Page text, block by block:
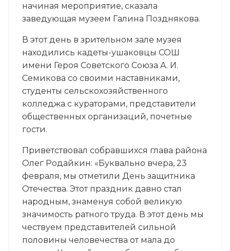
начиная мероприятие, сказала
заведующая музеем Галина Позднякова.
В этот день в зрительном зале музея
находились кадеты-ушаковцы СОШ
имени Героя Советского Союза А. И.
Семикова со своими наставниками,
студенты сельскохозяйственного
колледжа с кураторами, представители
общественных организаций, почетные
гости.
Приветствовал собравшихся глава района
Олег Родайкин: «Буквально вчера, 23
февраля, мы отметили День защитника
Отечества. Этот праздник давно стал
народным, знаменуя собой великую
значимость ратного труда. В этот день мы
чествуем представителей сильной
половины человечества от мала до